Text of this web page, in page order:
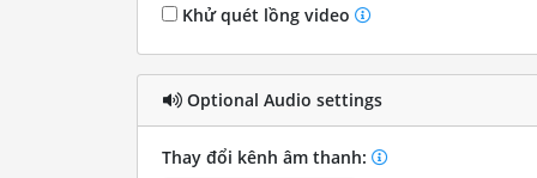
Khử quét lồng video
Optional Audio settings
Thay đổi kênh âm thanh: